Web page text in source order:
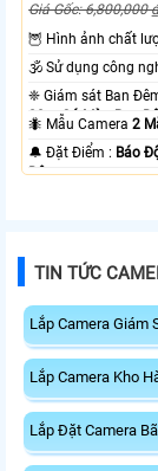
Giá Gốc: 6,800,000
🦉 Hình ảnh chất
20m Có Màu Ban
🐜 Mẫu Camera2
️🔔 Đặt Điểm : Báo
Động.
TIN TỨC
Lắp Camera Giám
Lắp Camera Kho
Lắp Đặt Camera